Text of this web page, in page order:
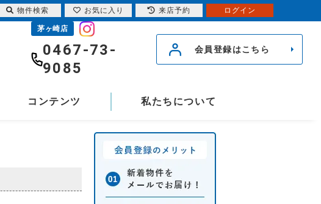
茅ヶ崎店
0467-73-
9085
会員登録はこちら
コンテンツ 私たちについて
物件検索 お気に入り 来店予約 ログイン